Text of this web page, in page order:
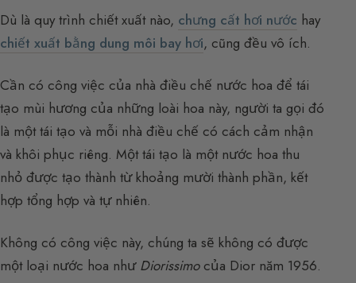
Dù là quy trình chiết xuất nào, chưng cất hơi nước hay
chiết xuất bằng dung môi bay hơi, cũng đều vô ích.
Cần có công việc của nhà điều chế nước hoa để tái
tạo mùi hương của những loài hoa này, người ta gọi đó
là một tái tạo và mỗi nhà điều chế có cách cảm nhận
và khôi phục riêng. Một tái tạo là một nước hoa thu
nhỏ được tạo thành từ khoảng mười thành phần, kết
hợp tổng hợp và tự nhiên.
Không có công việc này, chúng ta sẽ không có được
một loại nước hoa như Diorissimocủa Dior năm 1956.